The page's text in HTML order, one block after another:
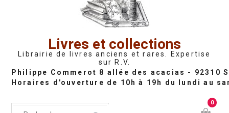
Livres et collections
Librairie de livres anciens et rares. Expertise
sur R.V.
0